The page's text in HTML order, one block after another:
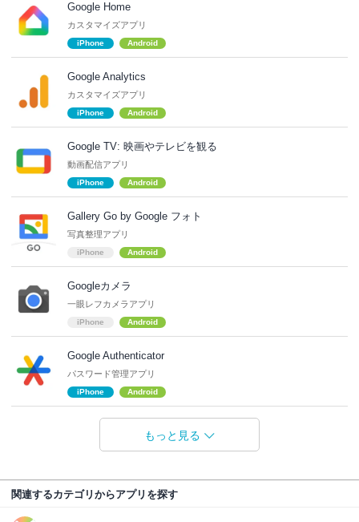
Google Home
カスタマイズアプリ
iPhone Android
Google Analytics
カスタマイズアプリ
iPhone Android
Google TV: 映画やテレビを観る
動画配信アプリ
iPhone Android
Gallery Go by Google フォト
写真整理アプリ
iPhone Android
Googleカメラ
一眼レフカメラアプリ
iPhone Android
Google Authenticator
パスワード管理アプリ
iPhone Android
もっと見る
関連するカテゴリからアプリを探す